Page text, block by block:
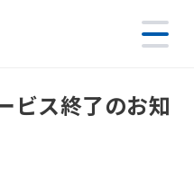
ビス終了のお知